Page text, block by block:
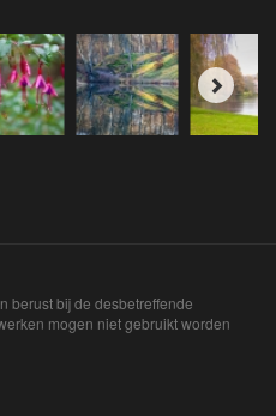
berust bij de desbetreffende
mogen niet gebruikt worden